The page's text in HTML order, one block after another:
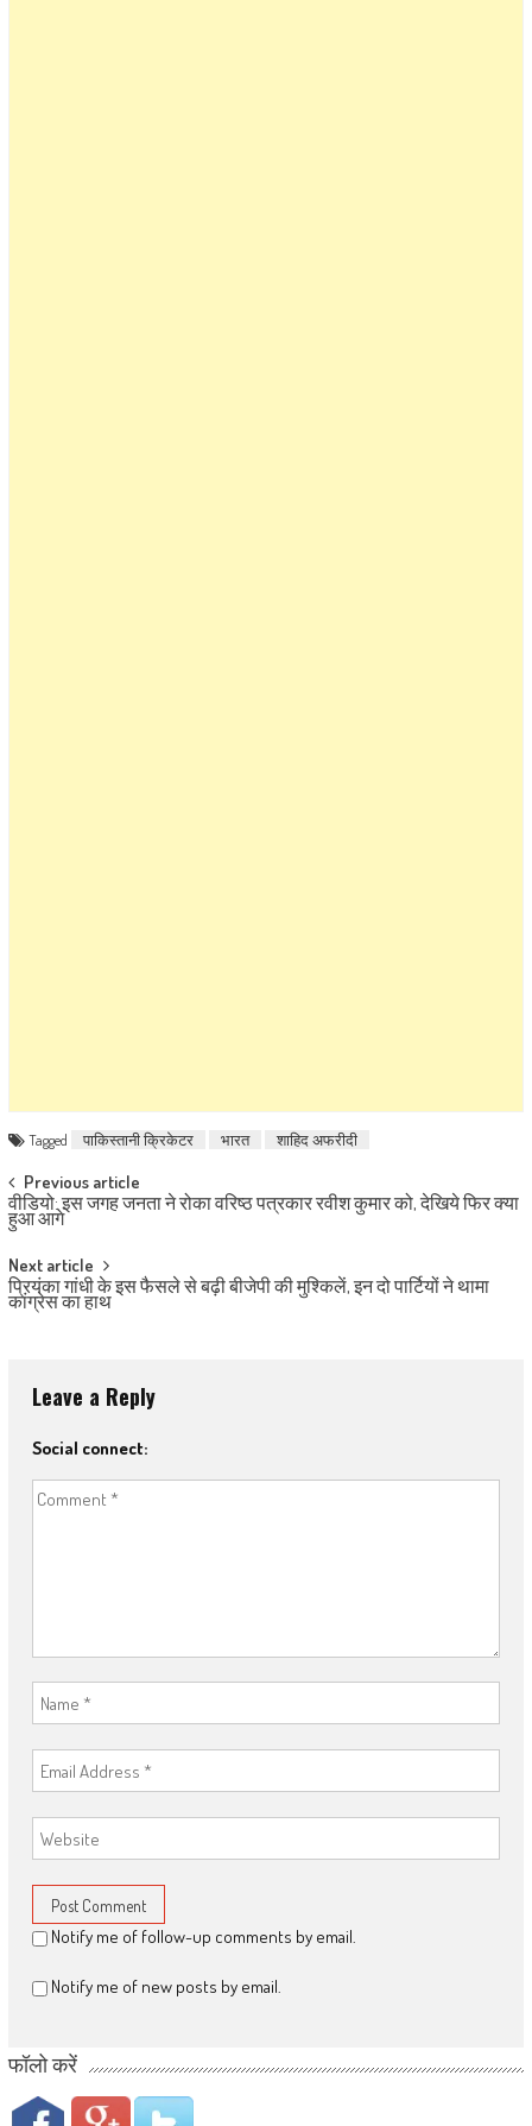
Tagged पाकिस्तानी क्रिकेटर भारत शाहिद अफरीदी
Post navigation
Previous article
वीडियो: इस जगह जनता ने रोका वरिष्ठ पत्रकार रवीश कुमार को, देखिये फिर क्या
हुआ आगे
Next article
प्रियंका गांधी के इस फैसले से बढ़ी बीजेपी की मुश्किलें, इन दो पार्टियों ने थामा
कांग्रेस का हाथ
Leave a Reply
Social connect:
Notify me of follow-up comments by email.
Notify me of new posts by email.
फॉलो करें